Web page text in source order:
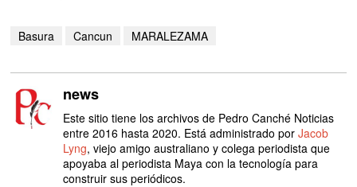
Basura Cancun MARALEZAMA
news
Este sitio tiene los archivos de Pedro Canché Noticias
entre 2016 hasta 2020. Está administrado porJacob
Lyng, viejo amigo australiano y colega periodista que
apoyaba al periodista Maya con la tecnología para
construir sus periódicos.